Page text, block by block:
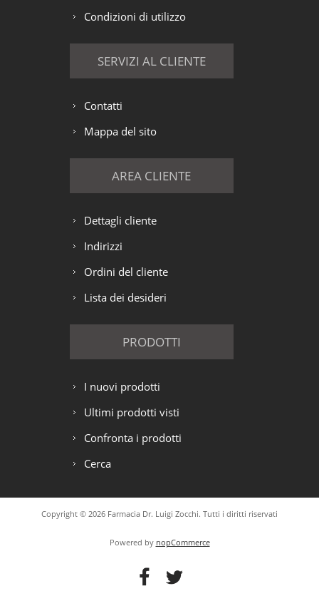
Condizioni di utilizzo
SERVIZI AL CLIENTE
Contatti
Mappa del sito
AREA CLIENTE
Dettagli cliente
Indirizzi
Ordini del cliente
Lista dei desideri
PRODOTTI
I nuovi prodotti
Ultimi prodotti visti
Confronta i prodotti
Cerca
Copyright © 2026 Farmacia Dr. Luigi Zocchi. Tutti i diritti riservati
Powered by nopCommerce